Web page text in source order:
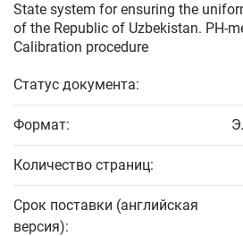
State system for ensuring the
of the Republic of Uzbekistan. РН-
Calibration procedure
Статус документа:
Формат:
Количество страниц:
Срок поставки (английская
версия):